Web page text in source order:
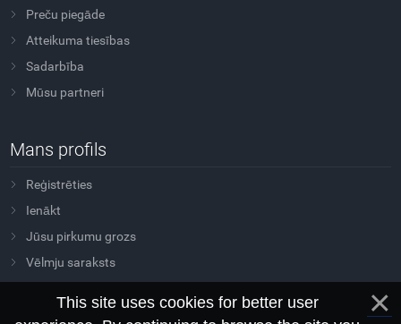
Preču piegāde
Atteikuma tiesības
Sadarbība
Mūsu partneri
Mans profils
Reģistrēties
Ienākt
Jūsu pirkumu grozs
Vēlmju saraksts
This site uses cookies for better user